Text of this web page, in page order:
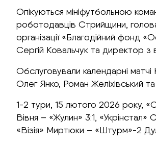
Опікуються мініфутбольною
роботодавців Стрийщини,
організації «Благодійний фонд
Сергій Ковальчук та директор з
Обслуговували календарні
Олег Янко, Роман Желіхівський
1-2 тури, 15 лютого 2026 року,
Вівня – «Жулин» 3:1,
«Візія» Миртюки – «Штурм»-2